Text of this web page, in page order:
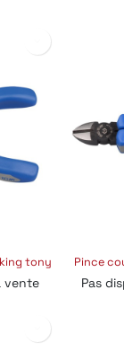
tony
vente Pas